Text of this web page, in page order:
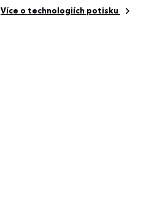
Více o technologiích potisku